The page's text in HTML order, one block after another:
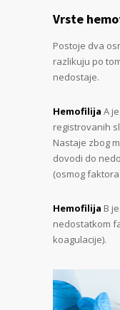
Vrste
Postoje dva
razlikuju po
nedostaje.
Hemofilija A
registrovanih
Nastaje zbog
dovodi do
(osmog
Hemofilija B
nedostatkom
koagulacije).